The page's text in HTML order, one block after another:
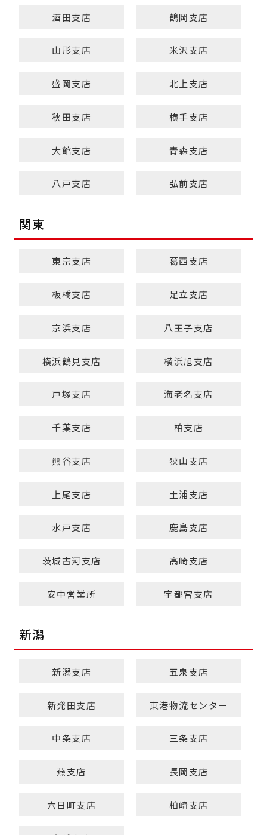
酒田支店 鶴岡支店
山形支店 米沢支店
盛岡支店 北上支店
秋田支店 横手支店
大館支店 青森支店
八戸支店 弘前支店
関東
東京支店 葛西支店
板橋支店 足立支店
京浜支店 八王子支店
横浜鶴見支店 横浜旭支店
戸塚支店 海老名支店
千葉支店 柏支店
熊谷支店 狭山支店
上尾支店 土浦支店
水戸支店 鹿島支店
茨城古河支店 高崎支店
安中営業所 宇都宮支店
新潟
新潟支店 五泉支店
新発田支店 東港物流センター
中条支店 三条支店
燕支店 長岡支店
六日町支店 柏崎支店